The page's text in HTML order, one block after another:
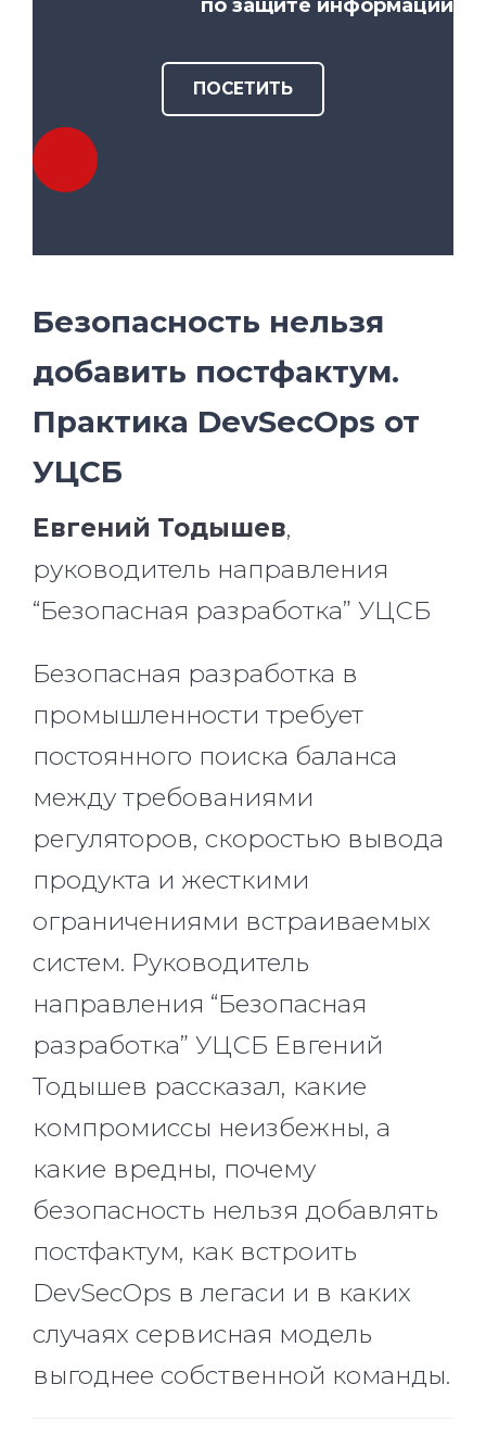
по защите информации
ПОСЕТИТЬ
Безопасность нельзя
добавить постфактум.
Практика DevSecOps от
УЦСБ
Евгений Тодышев,
руководитель направления
“Безопасная разработка” УЦСБ
Безопасная разработка в
промышленности требует
постоянного поиска баланса
между требованиями
регуляторов, скоростью вывода
продукта и жесткими
ограничениями встраиваемых
систем. Руководитель
направления “Безопасная
разработка” УЦСБ Евгений
Тодышев рассказал, какие
компромиссы неизбежны, а
какие вредны, почему
безопасность нельзя добавлять
постфактум, как встроить
DevSecOps в легаси и в каких
случаях сервисная модель
выгоднее собственной команды.